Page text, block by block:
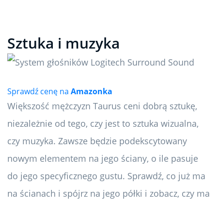
Sztuka i muzyka
Sprawdź cenę na Amazonka
Większość mężczyzn Taurus ceni dobrą sztukę,
niezależnie od tego, czy jest to sztuka wizualna,
czy muzyka. Zawsze będzie podekscytowany
nowym elementem na jego ściany, o ile pasuje
do jego specyficznego gustu. Sprawdź, co już ma
na ścianach i spójrz na jego półki i zobacz, czy ma